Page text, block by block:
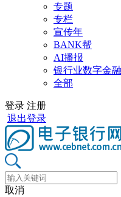
专题
专栏
宣传年
BANK帮
AI播报
银行业数字金
全部
登录 注册
退出登录
取消